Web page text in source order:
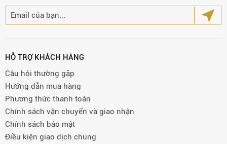
HỖ TRỢ KHÁCH HÀNG
Câu hỏi thường gặp
Hướng dẫn mua hàng
Phương thức thanh toán
Chính sách vận chuyển và giao nhận
Chính sách bảo mật
Điều kiện giao dịch chung